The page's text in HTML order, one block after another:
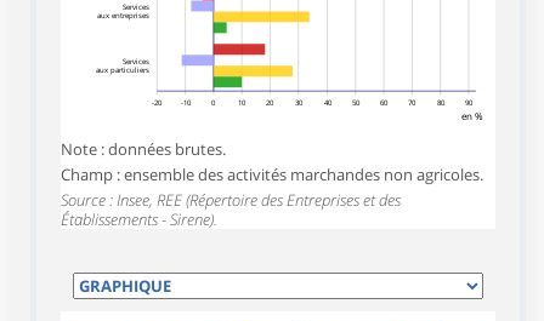
-20 -10 0 10 20 30 40 50 60 70 80 90
en %
Services
aux entreprises
Services
aux particuliers
Note : données brutes.
Champ : ensemble des activités marchandes non agricoles.
Source : Insee, REE (Répertoire des Entreprises et des
Établissements - Sirene).